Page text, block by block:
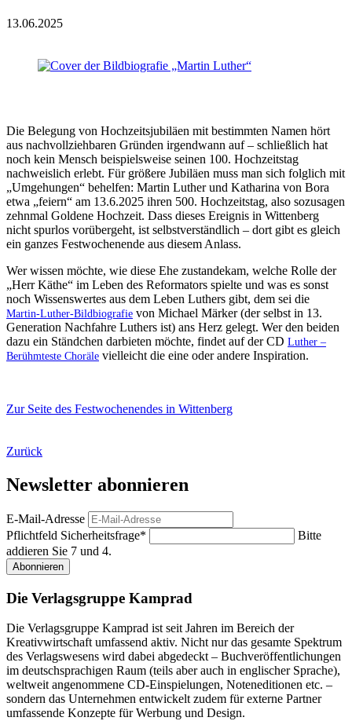
13.06.2025
Die Belegung von Hochzeitsjubiläen mit bestimmten Namen hört
aus nachvollziehbaren Gründen irgendwann auf – schließlich hat
noch kein Mensch beispielsweise seinen 100. Hochzeitstag
nachweislich erlebt. Für größere Jubiläen muss man sich folglich mit
„Umgehungen“ behelfen: Martin Luther und Katharina von Bora
etwa „feiern“ am 13.6.2025 ihren 500. Hochzeitstag, also sozusagen
zehnmal Goldene Hochzeit. Dass dieses Ereignis in Wittenberg
nicht spurlos vorübergeht, ist selbstverständlich – dort gibt es gleich
ein ganzes Festwochenende aus diesem Anlass.
Wer wissen möchte, wie diese Ehe zustandekam, welche Rolle der
„Herr Käthe“ im Leben des Reformators spielte und was es sonst
noch Wissenswertes aus dem Leben Luthers gibt, dem sei die
Martin-Luther-Bildbiografie von Michael Märker (der selbst in 13.
Generation Nachfahre Luthers ist) ans Herz gelegt. Wer den beiden
dazu ein Ständchen darbieten möchte, findet auf der CD Luther –
Berühmteste Choräle vielleicht die eine oder andere Inspiration.
Zur Seite des Festwochenendes in Wittenberg
Zurück
Newsletter abonnieren
E-Mail-Adresse
Pflichtfeld Sicherheitsfrage*
Bitte
addieren Sie 7 und 4.
Abonnieren
Die Verlagsgruppe Kamprad
Die Verlagsgruppe Kamprad ist seit Jahren im Bereich der
Kreativwirtschaft umfassend aktiv. Nicht nur das gesamte Spektrum
des Verlagswesens wird dabei abgedeckt – Buchveröffentlichungen
im deutschsprachigen Raum (teils aber auch in englischer Sprache),
weltweit angenommene CD-Einspielungen, Noteneditionen etc. –
sondern das Unternehmen entwickelt zudem für externe Partner
umfassende Konzepte für Werbung und Design.